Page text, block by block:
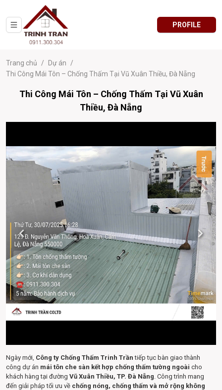
PROFILE
Trang chủ / Dự án
/
Thi Công Mái Tôn – Chống Thấm Tại Vũ Xuân Thiều, Đà Nẵng
Thi Công Mái Tôn – Chống Thấm Tại Vũ Xuân
Thiều, Đà Nẵng
Ngày mới, Công ty Chống Thấm Trinh Trần tiếp tục bàn giao thành
công dự án mái tôn che sàn kết hợp chống thấm tường ngoài cho
khách hàng tại đường Vũ Xuân Thiều, TP. Đà Nẵng. Công trình mang
đến giải pháp tối ưu về chống nóng, chống thấm và mở rộng không